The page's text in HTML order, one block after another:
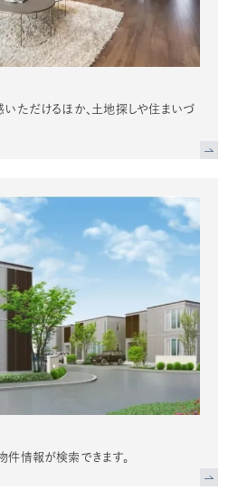
いただけるほか、土地探しや住まいづ
情報が検索できます。